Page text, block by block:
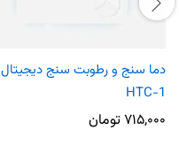
دما سنج و رطوبت سنج دیجیتال
HTC-1
۷۱۵,۰۰۰تومان